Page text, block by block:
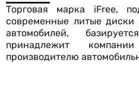
Торговая марка iFree,
современные литые
автомобилей,
принадлежит
производителю